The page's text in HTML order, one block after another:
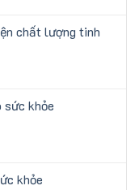
chất lượng tinh
sức khỏe
khỏe